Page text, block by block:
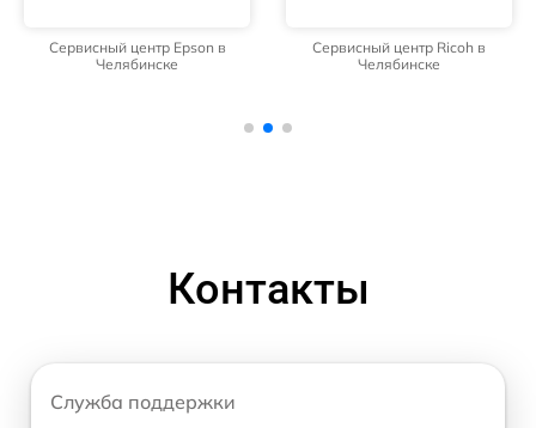
Сервисный центр Epson в
Челябинске
Сервисный центр Ricoh в
Челябинске
Контакты
Служба поддержки